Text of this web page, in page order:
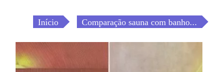
Início Comparação sauna com banho...